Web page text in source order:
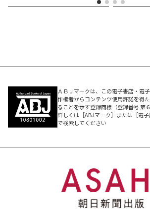
いったい、どんな占い本なの……？？
事運／金運＆買い物運／美容＆健康運
◎2025年9月～2026年12月まで毎月、
ぎっしり！「運気カレンダー」
◎接し方のコツがわかる！ 2026年の
プの相性
◎いい運気をMAX活かす「運気のいい
ＡＢＪマークは、この電子書店・電
作権者からコンテンツ使用許諾を得
ることを示す登録商標（登録番号 第
詳しくは［ABJマーク］または［電子
で検索してください